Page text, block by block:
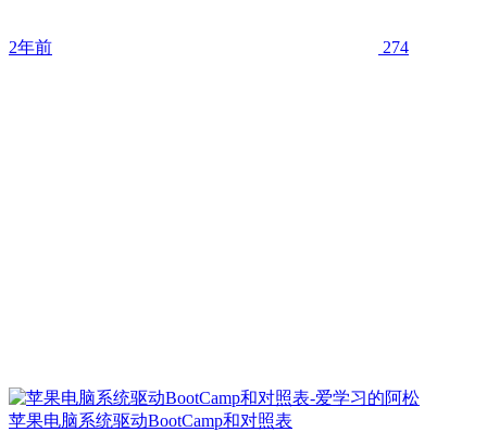
2年前 274
苹果电脑系统驱动BootCamp和对照表